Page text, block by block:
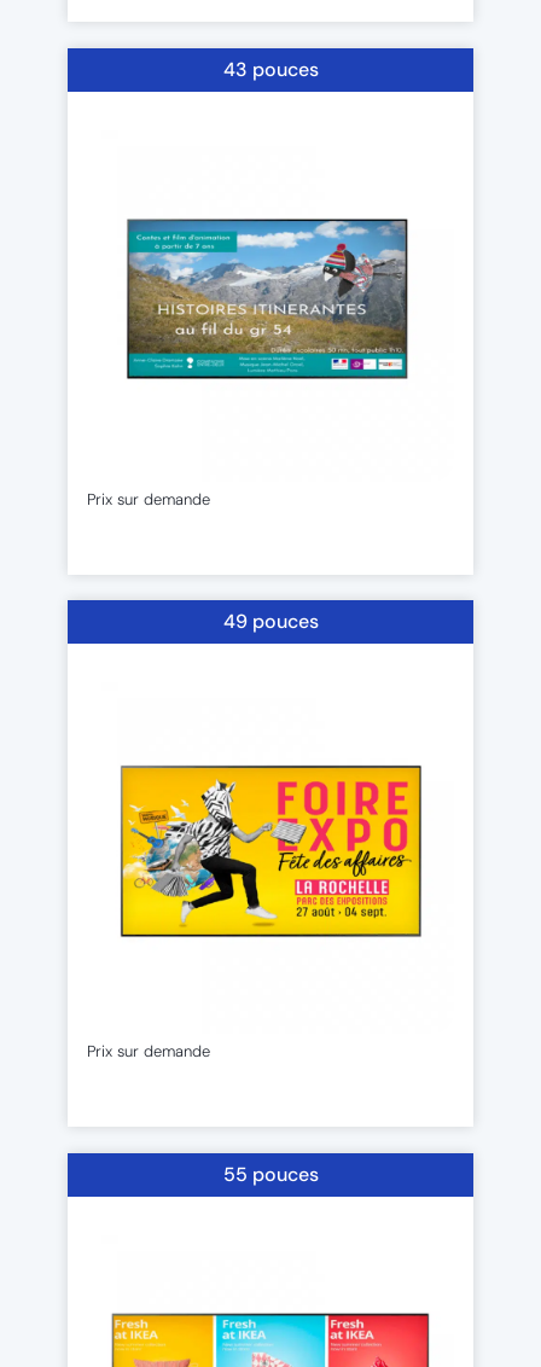
43 pouces
Prix sur demande
49 pouces
Prix sur demande
55 pouces